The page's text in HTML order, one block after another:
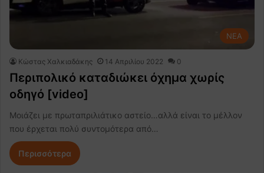
NEA
Κώστας Χαλκιαδάκης 14 Απριλίου 2022 0
Περιπολικό καταδιώκει όχημα χωρίς
οδηγό [video]
Μοιάζει με πρωταπριλιάτικο αστείο…αλλά είναι το μέλλον
που έρχεται πολύ συντομότερα από…
Περισσότερα